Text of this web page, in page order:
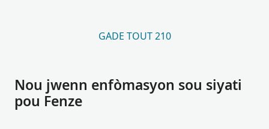
GADE TOUT 210
Nou jwenn enfòmasyon sou siyati
pou Fenze